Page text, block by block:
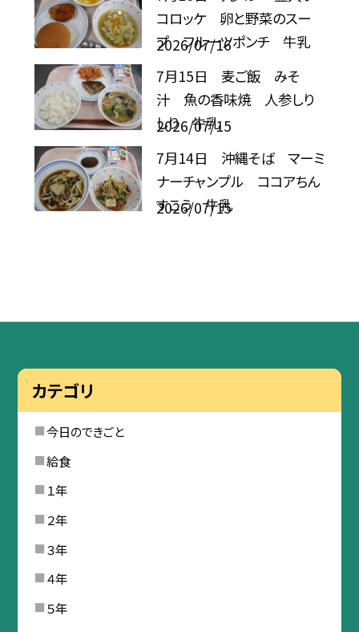
コロッケ 卵と野菜のスー
プ フルーツポンチ 牛乳
2026/07/16
7月15日 麦ご飯 みそ
汁 魚の香味焼 人参しり
しり 牛乳
2026/07/15
7月14日 沖縄そば マーミ
ナーチャンプル ココアちん
すこう 牛乳
2026/07/15
カテゴリ
今日のできごと
給食
１年
２年
３年
４年
５年